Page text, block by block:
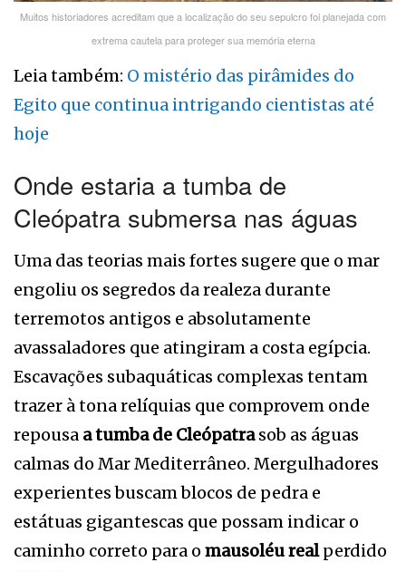
Muitos historiadores acreditam que a localização do seu sepulcro foi planejada com
extrema cautela para proteger sua memória eterna
Leia também: O mistério das pirâmides do
Egito que continua intrigando cientistas até
hoje
Onde estaria a tumba de
Cleópatra submersa nas águas
Uma das teorias mais fortes sugere que o mar
engoliu os segredos da realeza durante
terremotos antigos e absolutamente
avassaladores que atingiram a costa egípcia.
Escavações subaquáticas complexas tentam
trazer à tona relíquias que comprovem onde
repousa a tumba de Cleópatrasob as águas
calmas do Mar Mediterrâneo. Mergulhadores
experientes buscam blocos de pedra e
estátuas gigantescas que possam indicar o
caminho correto para o mausoléu realperdido